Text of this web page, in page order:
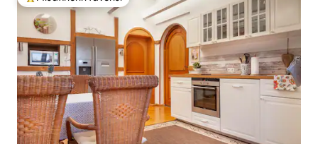
Misafirlerin favorilerinden en beğenilenler arasında